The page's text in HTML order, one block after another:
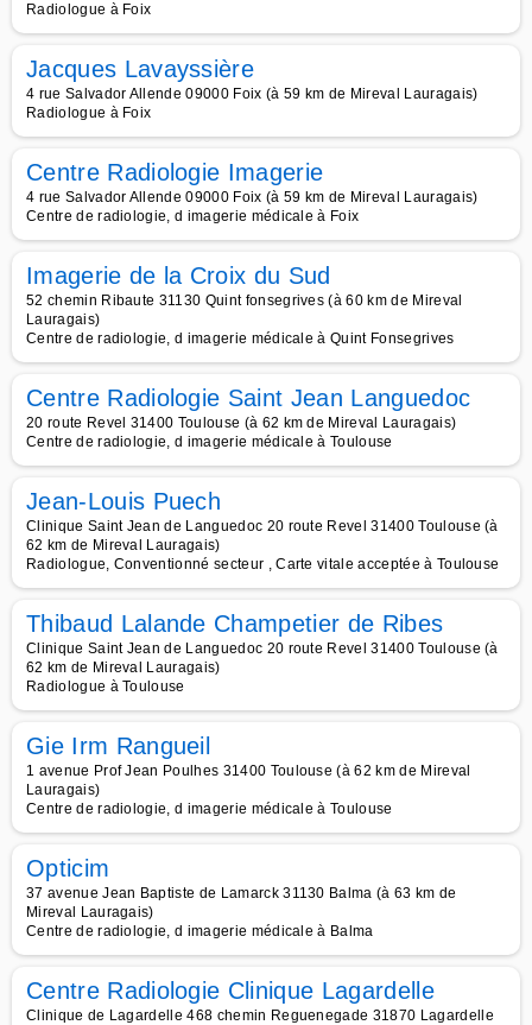
Radiologue à Foix
Jacques Lavayssière
4 rue Salvador Allende 09000 Foix (à 59 km de Mireval Lauragais)
Radiologue à Foix
Centre Radiologie Imagerie
4 rue Salvador Allende 09000 Foix (à 59 km de Mireval Lauragais)
Centre de radiologie, d imagerie médicale à Foix
Imagerie de la Croix du Sud
52 chemin Ribaute 31130 Quint fonsegrives (à 60 km de Mireval
Lauragais)
Centre de radiologie, d imagerie médicale à Quint Fonsegrives
Centre Radiologie Saint Jean Languedoc
20 route Revel 31400 Toulouse (à 62 km de Mireval Lauragais)
Centre de radiologie, d imagerie médicale à Toulouse
Jean-Louis Puech
Clinique Saint Jean de Languedoc 20 route Revel 31400 Toulouse (à
62 km de Mireval Lauragais)
Radiologue, Conventionné secteur , Carte vitale acceptée à Toulouse
Thibaud Lalande Champetier de Ribes
Clinique Saint Jean de Languedoc 20 route Revel 31400 Toulouse (à
62 km de Mireval Lauragais)
Radiologue à Toulouse
Gie Irm Rangueil
1 avenue Prof Jean Poulhes 31400 Toulouse (à 62 km de Mireval
Lauragais)
Centre de radiologie, d imagerie médicale à Toulouse
Opticim
37 avenue Jean Baptiste de Lamarck 31130 Balma (à 63 km de
Mireval Lauragais)
Centre de radiologie, d imagerie médicale à Balma
Centre Radiologie Clinique Lagardelle
Clinique de Lagardelle 468 chemin Reguenegade 31870 Lagardelle